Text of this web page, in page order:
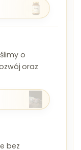
o
oraz
bez